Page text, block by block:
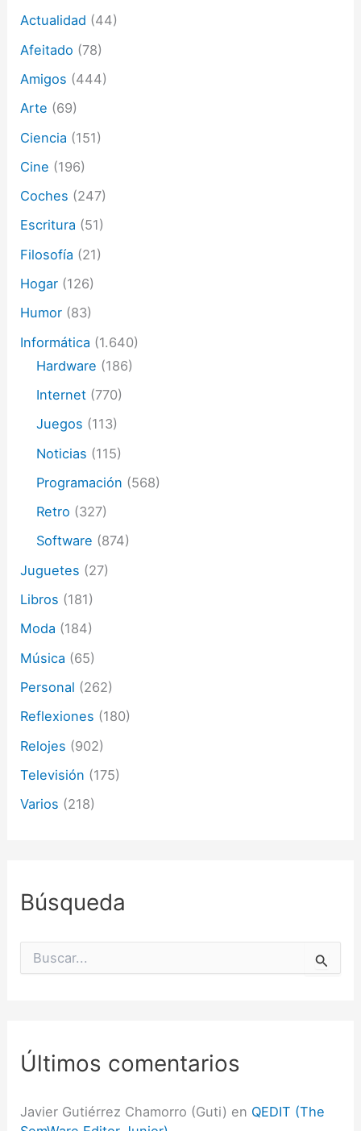
e
e
c
r
n
c
o
Actualidad (44)
Afeitado (78)
Amigos (444)
Arte (69)
Ciencia (151)
Cine (196)
Coches (247)
Escritura (51)
Filosofía (21)
Hogar (126)
Humor (83)
Informática (1.640)
Hardware (186)
Internet (770)
Juegos (113)
Noticias (115)
Programación (568)
Retro (327)
Software (874)
Juguetes (27)
Libros (181)
Moda (184)
Música (65)
Personal (262)
Reflexiones (180)
Relojes (902)
Televisión (175)
Varios (218)
Búsqueda
Últimos comentarios
Javier Gutiérrez Chamorro (Guti) en QEDIT (The